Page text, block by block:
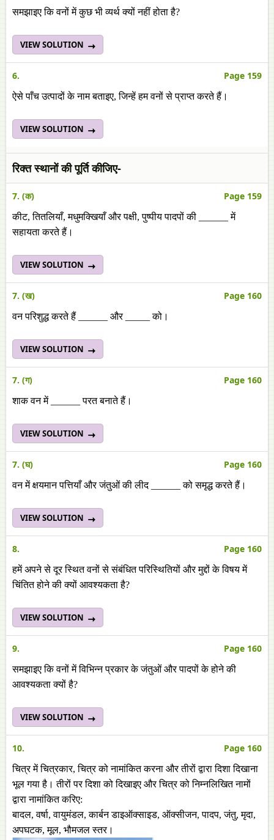
समझाइए कि वनों में कुछ भी व्यर्थ क्यों नहीं होता है?
VIEW SOLUTION
6. Page 159
ऐसे पाँच उत्पादों के नाम बताइए, जिन्हें हम वनों से प्राप्त करते हैं।
VIEW SOLUTION
रिक्त स्थानों की पूर्ति कीजिए-
7. (क) Page 159
कीट, तितलियाँ, मधुमक्खियाँ और पक्षी, पुष्पीय पादपों की ______ में
सहायता करते हैं।
VIEW SOLUTION
7. (ख) Page 160
वन परिशुद्ध करते हैं ______ और _____ को।
VIEW SOLUTION
7. (ग) Page 160
शाक वन में ______ परत बनाते हैं।
VIEW SOLUTION
7. (घ) Page 160
वन में क्षयमान पत्तियाँ और जंतुओं की लीद ______ को समृद्ध करते हैं।
VIEW SOLUTION
8. Page 160
हमें अपने से दूर स्थित वनों से संबंधित परिस्थितियों और मुद्दों के विषय में
चिंतित होने की क्यों आवश्यकता है?
VIEW SOLUTION
9. Page 160
समझाइए कि वनों में विभिन्न प्रकार के जंतुओं और पादपों के होने की
आवश्यकता क्यों है?
VIEW SOLUTION
10. Page 160
चित्र में चित्रकार, चित्र को नामांकित करना और तीरों द्वारा दिशा दिखाना
भूल गया है। तीरों पर दिशा को दिखाइए और चित्र को निम्नलिखित नामों
द्वारा नामांकित करिए:
बादल, वर्षा, वायुमंडल, कार्बन डाइऑक्साइड, ऑक्सीजन, पादप, जंतु, मृदा,
अपघटक, मूल, भौमजल स्तर।